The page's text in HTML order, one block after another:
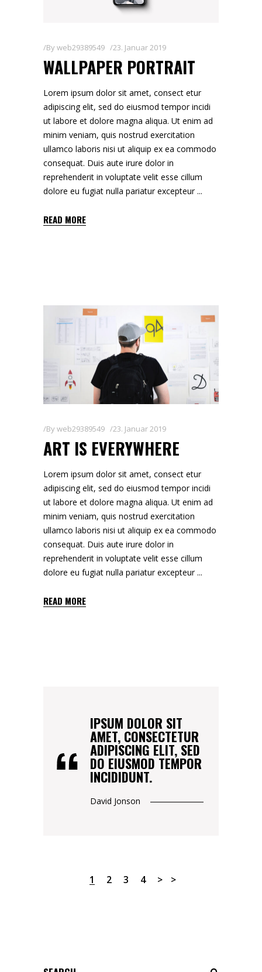
Byweb29389549 23. Januar 2019
WALLPAPER PORTRAIT
Lorem ipsum dolor sit amet, consect etur
adipiscing elit, sed do eiusmod tempor incidi
ut labore et dolore magna aliqua. Ut enim ad
minim veniam, quis nostrud exercitation
ullamco laboris nisi ut aliquip ex ea commodo
consequat. Duis aute irure dolor in
reprehenderit in voluptate velit esse cillum
dolore eu fugiat nulla pariatur excepteur
READ MORE
Byweb29389549 23. Januar 2019
ART IS EVERYWHERE
Lorem ipsum dolor sit amet, consect etur
adipiscing elit, sed do eiusmod tempor incidi
ut labore et dolore magna aliqua. Ut enim ad
minim veniam, quis nostrud exercitation
ullamco laboris nisi ut aliquip ex ea commodo
consequat. Duis aute irure dolor in
reprehenderit in voluptate velit esse cillum
dolore eu fugiat nulla pariatur excepteur
READ MORE
IPSUM DOLOR SIT
AMET, CONSECTETUR
ADIPISCING ELIT, SED
DO EIUSMOD TEMPOR
INCIDIDUNT.
David Jonson
1 2 3 4